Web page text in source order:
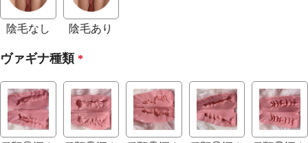
陰毛なし 陰毛あり
ヴァギナ種類 *